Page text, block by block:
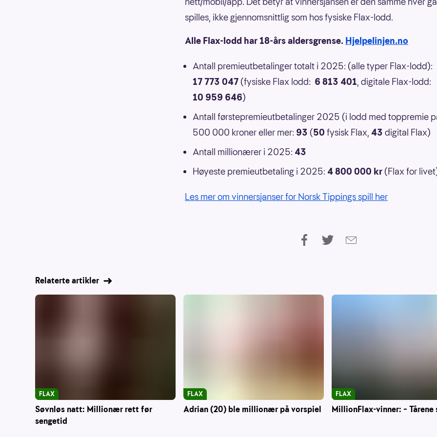
spilles, ikke gjennomsnittlig som hos fysiske Flax-lodd.
Alle Flax-lodd har 18-års aldersgrense. Hjelpelinjen.no
Antall premieutbetalinger totalt i 2025: (alle typer Flax-lodd):
17 773 047 (fysiske Flax lodd: 6 813 401, digitale Flax-lodd:
10 959 646)
Antall førstepremieutbetalinger 2025 (i lodd med toppremie
500 000 kroner eller mer: 93 (50 fysisk Flax, 43 digital Flax)
Antall millionærer i 2025: 43
Høyeste premieutbetaling i 2025: 4 800 000 kr (Flax for
Les mer om vinnersjanser for Norsk Tippings spill her
Relaterte artikler
Søvnløs natt: Millionær rett før
sengetid
FLAX
Adrian (20) ble millionær på vorspiel
FLAX
MillionFlax-vinner: –
FLAX